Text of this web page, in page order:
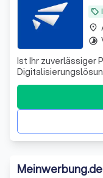
local_offer
Ist Ihr zuverlässiger
und einem starken
unsere Kunden bei
Unser freundliches
schnell,
place
timelapse
Meinwerbung.de